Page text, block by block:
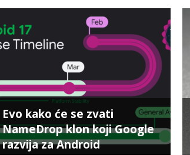
Evo kako će se zvati
NameDrop klon koji Google
razvija za Android